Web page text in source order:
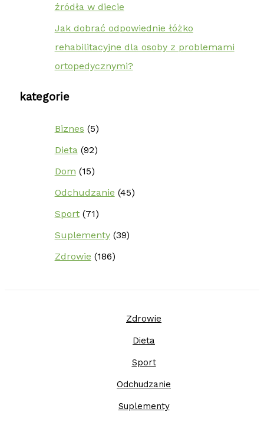
źródła w diecie
Jak dobrać odpowiednie łóżko
rehabilitacyjne dla osoby z problemami
ortopedycznymi?
kategorie
Biznes (5)
Dieta(92)
Dom (15)
Odchudzanie (45)
Sport(71)
Suplementy(39)
Zdrowie (186)
Zdrowie
Dieta
Sport
Odchudzanie
Suplementy